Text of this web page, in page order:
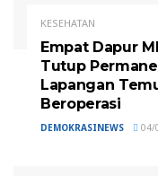
KESEHATAN
Empat Dapur
Tutup
Lapangan
Beroperasi
DEMOKRASINEWS 04/